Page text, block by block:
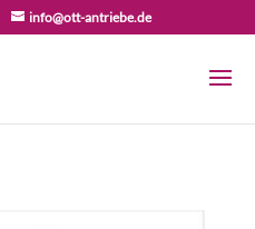
info@ott-antriebe.de